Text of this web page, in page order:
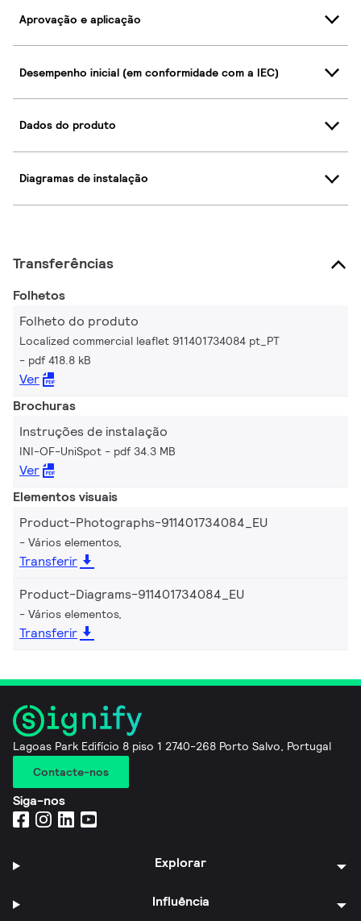
Aprovação e aplicação
Desempenho inicial (em conformidade com a IEC)
Dados do produto
Diagramas de instalação
Transferências
Folhetos
Folheto do produto
Localized commercial leaflet 911401734084 pt_PT
pdf 418.8 kB
Ver
Brochuras
Instruções de instalação
INI-OF-UniSpot pdf 34.3 MB
Ver
Elementos visuais
Product-Photographs-911401734084_EU
Vários elementos,
Transferir
Product-Diagrams-911401734084_EU
Vários elementos,
Transferir
Lagoas Park Edifício 8 piso 1 2740-268 Porto Salvo, Portugal
Contacte-nos
Siga-nos
Explorar
Influência